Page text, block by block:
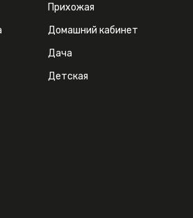
Прихожая
Домашний кабинет
Дача
Детская